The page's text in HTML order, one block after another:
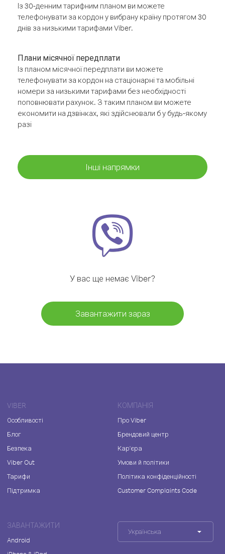
Із 30-денним тарифним планом ви можете
телефонувати за кордон у вибрану країну протягом 30
днів за низькими тарифами Viber.
Плани місячної передплати
Із планом місячної передплати ви можете
телефонувати за кордон на стаціонарні та мобільні
номери за низькими тарифами без необхідності
поповнювати рахунок. З таким планом ви можете
економити на дзвінках, які здійснювали б у будь-якому
разі
Інші напрямки
У вас ще немає Viber?
Завантажити зараз
VIBER
Особливості
Блог
Безпека
Viber Out
Тарифи
Підтримка
КОМПАНІЯ
Про Viber
Брендовий центр
Кар'єра
Умови й політики
Політика конфіденційності
Customer Complaints Code
ЗАВАНТАЖИТИ
Android
Українська